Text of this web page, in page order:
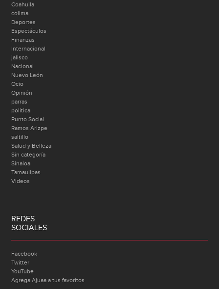
Coahuila
colima
Deportes
Espectáculos
Finanzas
Internacional
jalisco
Nacional
Nuevo León
Ocio
Opinión
parras
politica
Punto Social
Ramos Arizpe
saltillo
Salud y Belleza
Sin categoría
Sinaloa
Tamaulipas
Videos
REDES
SOCIALES
Facebook
Twitter
YouTube
Agrega Ajuaa a tus favoritos